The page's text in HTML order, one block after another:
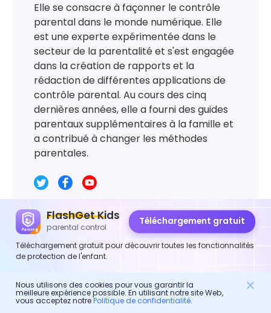
Elle se consacre à façonner le contrôle
parental dans le monde numérique. Elle
est une experte expérimentée dans le
secteur de la parentalité et s'est engagée
dans la création de rapports et la
rédaction de différentes applications de
contrôle parental. Au cours des cinq
dernières années, elle a fourni des guides
parentaux supplémentaires à la famille et
a contribué à changer les méthodes
parentales.
Laisser une réponse
FlashGet Kids
parental control
Téléchargement gratuit
Téléchargement gratuit pour découvrir toutes les fonctionnalités
de protection de l'enfant.
Nous utilisons des cookies pour vous garantir la
meilleure expérience possible. En utilisant notre site Web,
vous acceptez notrePolitique de confidentialité.